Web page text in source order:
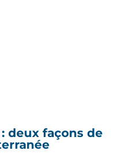
deux façons de